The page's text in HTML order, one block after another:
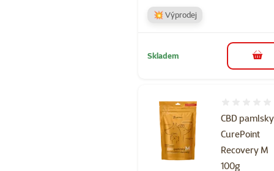
💥 Výprodej
Skladem do
CBD pamlsky
CurePoint
Recovery M
100g